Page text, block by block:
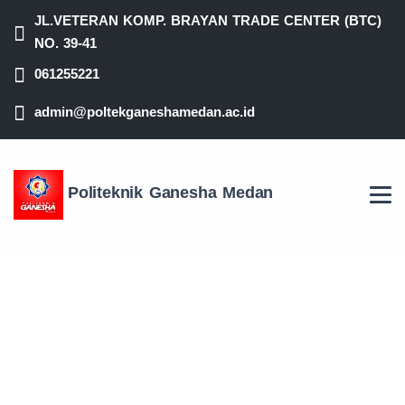
JL.VETERAN KOMP. BRAYAN TRADE CENTER (BTC)
NO. 39-41
061255221
admin@poltekganeshamedan.ac.id
Politeknik Ganesha Medan